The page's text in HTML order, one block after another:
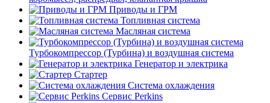
Приводы и ГРМ
Топливная система
Масляная система
Турбокомпрессор (Турбина) и воздушная система
Генератор и электрика
Стартер
Система охлаждения
Сервис Perkins